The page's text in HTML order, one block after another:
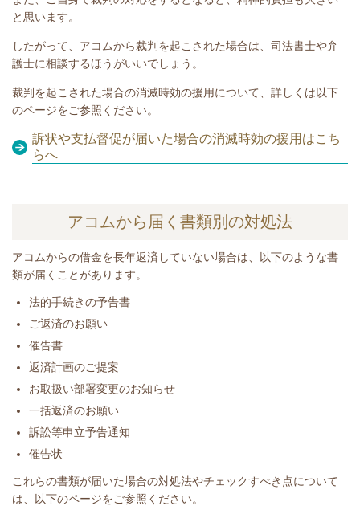
と思います。
したがって、アコムから裁判を起こされた場合は、司法書士や弁
護士に相談するほうがいいでしょう。
裁判を起こされた場合の消滅時効の援用について、詳しくは以下
のページをご参照ください。
訴状や支払督促が届いた場合の消滅時効の援用はこち
らへ
アコムから届く書類別の対処法
アコムからの借金を長年返済していない場合は、以下のような書
類が届くことがあります。
​法的手続きの予告書
ご返済のお願い
催告書
返済計画のご提案
お取扱い部署変更のお知らせ
一括返済のお願い
訴訟等申立予告通知
催告状
​​これらの書類が届いた場合の対処法やチェックすべき点について
は、以下のページをご参照ください。